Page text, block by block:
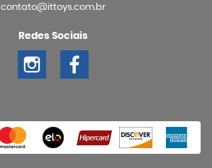
contato@ittoys.com.br
Redes Sociais